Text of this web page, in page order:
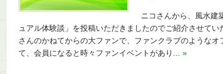
ニコさんから、風水建
ュアル体験談」を投稿いただきましたのでご紹介させて
さんのかねてからの大ファンで、ファンクラブのような
て、会員になると時々ファンイベントがあり... »